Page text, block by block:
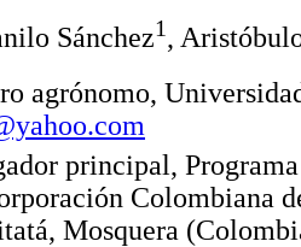
Sánchez1,
agrónomo,
principal,
Colombiana
Mosquera